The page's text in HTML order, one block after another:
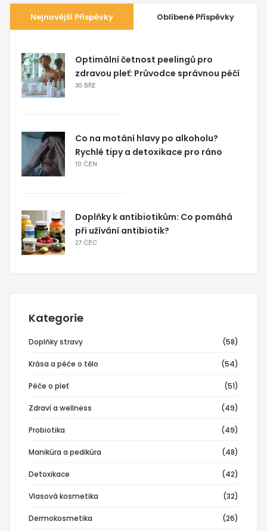
Nejnovější Příspěvky Oblíbené Příspěvky
Optimální četnost peelingů pro
zdravou pleť: Průvodce správnou péčí
30 BŘE
Co na motání hlavy po alkoholu?
Rychlé tipy a detoxikace pro ráno
10 ČEN
Doplňky k antibiotikům: Co pomáhá
při užívání antibiotik?
27 ČEC
Kategorie
Doplňky stravy (58)
Krása a péče o tělo (54)
Péče o pleť (51)
Zdraví a wellness (49)
Probiotika (49)
Manikúra a pedikúra (48)
Detoxikace (42)
Vlasová kosmetika (32)
Dermokosmetika (26)